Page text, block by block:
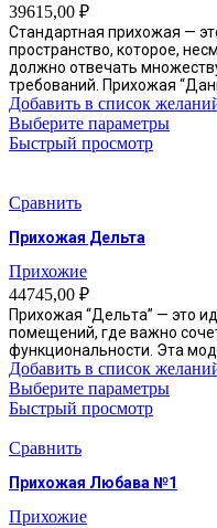
39615,00 ₽
Стандартная прихожая —
пространство, которое,
должно отвечать
требований. Прихожая
Добавить в список
Выберите параметрыЭтот
Быстрый просмотр
Сравнить
Прихожая Дельта
Прихожие
44745,00 ₽
Прихожая “Дельта” — это
помещений, где важно
функциональности. Эта
Добавить в список
Выберите параметрыЭтот
Опции
Быстрый просмотр
Сравнить
Прихожая Любава №1
Прихожие